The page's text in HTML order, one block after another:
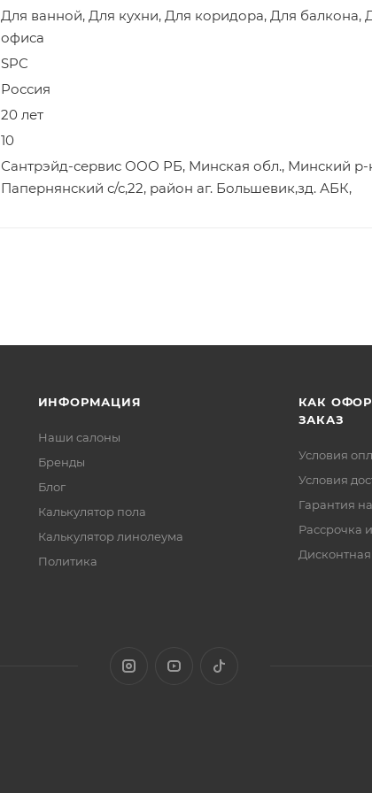
Для ванной, Для кухни, Для коридора, Для балкона,
офиса
SPC
Россия
20 лет
10
Сантрэйд-сервис ООО РБ, Минская обл., Минский р-
Папернянский с/с,22, район аг. Большевик,зд. АБК,
ИНФОРМАЦИЯ
Наши салоны
Бренды
Блог
Калькулятор пола
Калькулятор линолеума
Политика
КАК
ЗАКАЗ
Условия
Условия
Гарантия
Рассрочка